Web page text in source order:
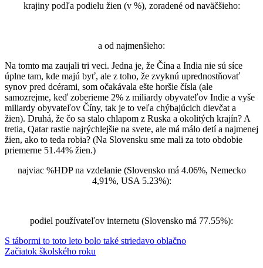
krajiny podľa podielu žien (v %), zoradené od naväčšieho:
a od najmenšieho:
Na tomto ma zaujali tri veci. Jedna je, že Čína a India nie sú síce
úplne tam, kde majú byť, ale z toho, že zvyknú uprednostňovať
synov pred dcérami, som očakávala ešte horšie čísla (ale
samozrejme, keď zoberieme 2% z miliardy obyvateľov Indie a vyše
miliardy obyvateľov Číny, tak je to veľa chýbajúcich dievčat a
žien). Druhá, že čo sa stalo chlapom z Ruska a okolitých krajín? A
tretia, Qatar rastie najrýchlejšie na svete, ale má málo detí a najmenej
žien, ako to teda robia? (Na Slovensku sme mali za toto obdobie
priemerne 51.44% žien.)
najviac %HDP na vzdelanie (Slovensko má 4.06%, Nemecko
4,91%, USA 5.23%):
podiel používateľov internetu (Slovensko má 77.55%):
dátadatabáza Svetová
banka
Post
navigation
Previous
Post:
S tábormi to toto leto bolo také striedavo oblačno
Next
Začiatok školského roku